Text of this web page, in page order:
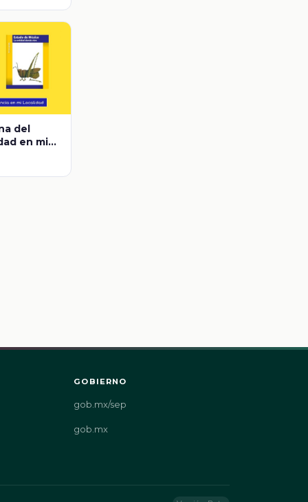
del
en mi
GOBIERNO
gob.mx/sep
gob.mx